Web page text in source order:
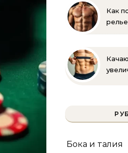
Как
Бока и талия